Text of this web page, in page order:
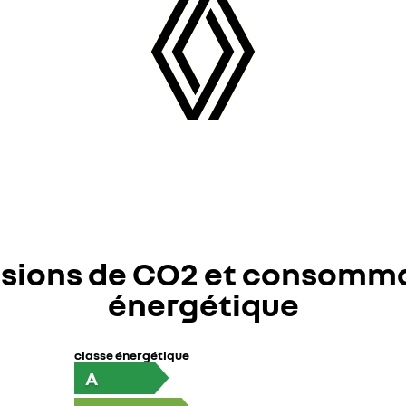
de CO2 et
énergétique
classe énergétique
A